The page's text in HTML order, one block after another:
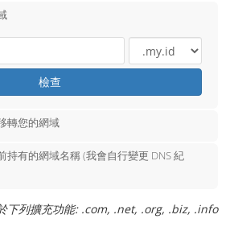
檢查
轉您的網域
持有的網域名稱 (我會自行變更 DNS 紀
下列擴充功能: .com, .net, .org, .biz, .info